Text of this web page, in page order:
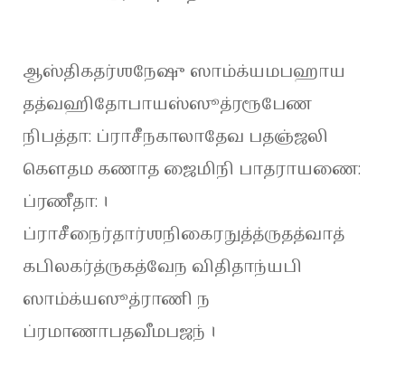
ஆஸ்திகதர்ஶநேஷு ஸாம்க்யமபஹாய
தத்வஹிதோபாயஸ்ஸூத்ரரூபேண
நிபத்தா: ப்ராசீநகாலாதேவ பதஞ்ஜலி
கௌதம கணாத ஜைமிநி பாதராயணை:
ப்ரணீதா: ।
ப்ராசீநைர்தார்ஶநிகைரநுத்த்ருதத்வாத்
கபிலகர்த்ருகத்வேந விதிதாந்யபி
ஸாம்க்யஸூத்ராணி ந
ப்ரமாணாபதவீமபஜந் ।